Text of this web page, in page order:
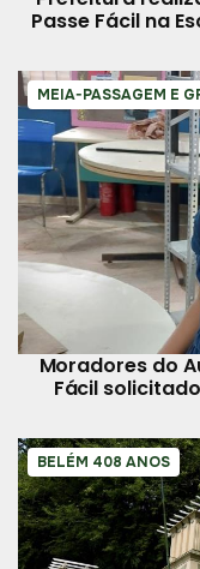
Passe Fácil na
MEIA-PASSAGEM E
Moradores do
Fácil
BELÉM 408 ANOS